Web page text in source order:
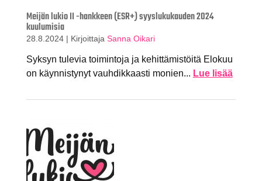
Meijän lukio II -hankkeen (ESR+) syyslukukauden 2024
kuulumisia
28.8.2024 | Kirjoittaja Sanna Oikari
Syksyn tulevia toimintoja ja kehittämistöitä Elokuu
on käynnistynyt vauhdikkaasti monien... Lue lisää